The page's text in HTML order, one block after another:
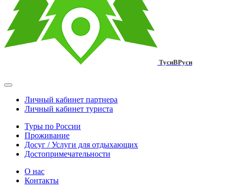
ТусиВРуси
Личный кабинет партнера
Личный кабинет туриста
Туры по России
Проживание
Досуг / Услуги для отдыхающих
Достопримечательности
О нас
Контакты